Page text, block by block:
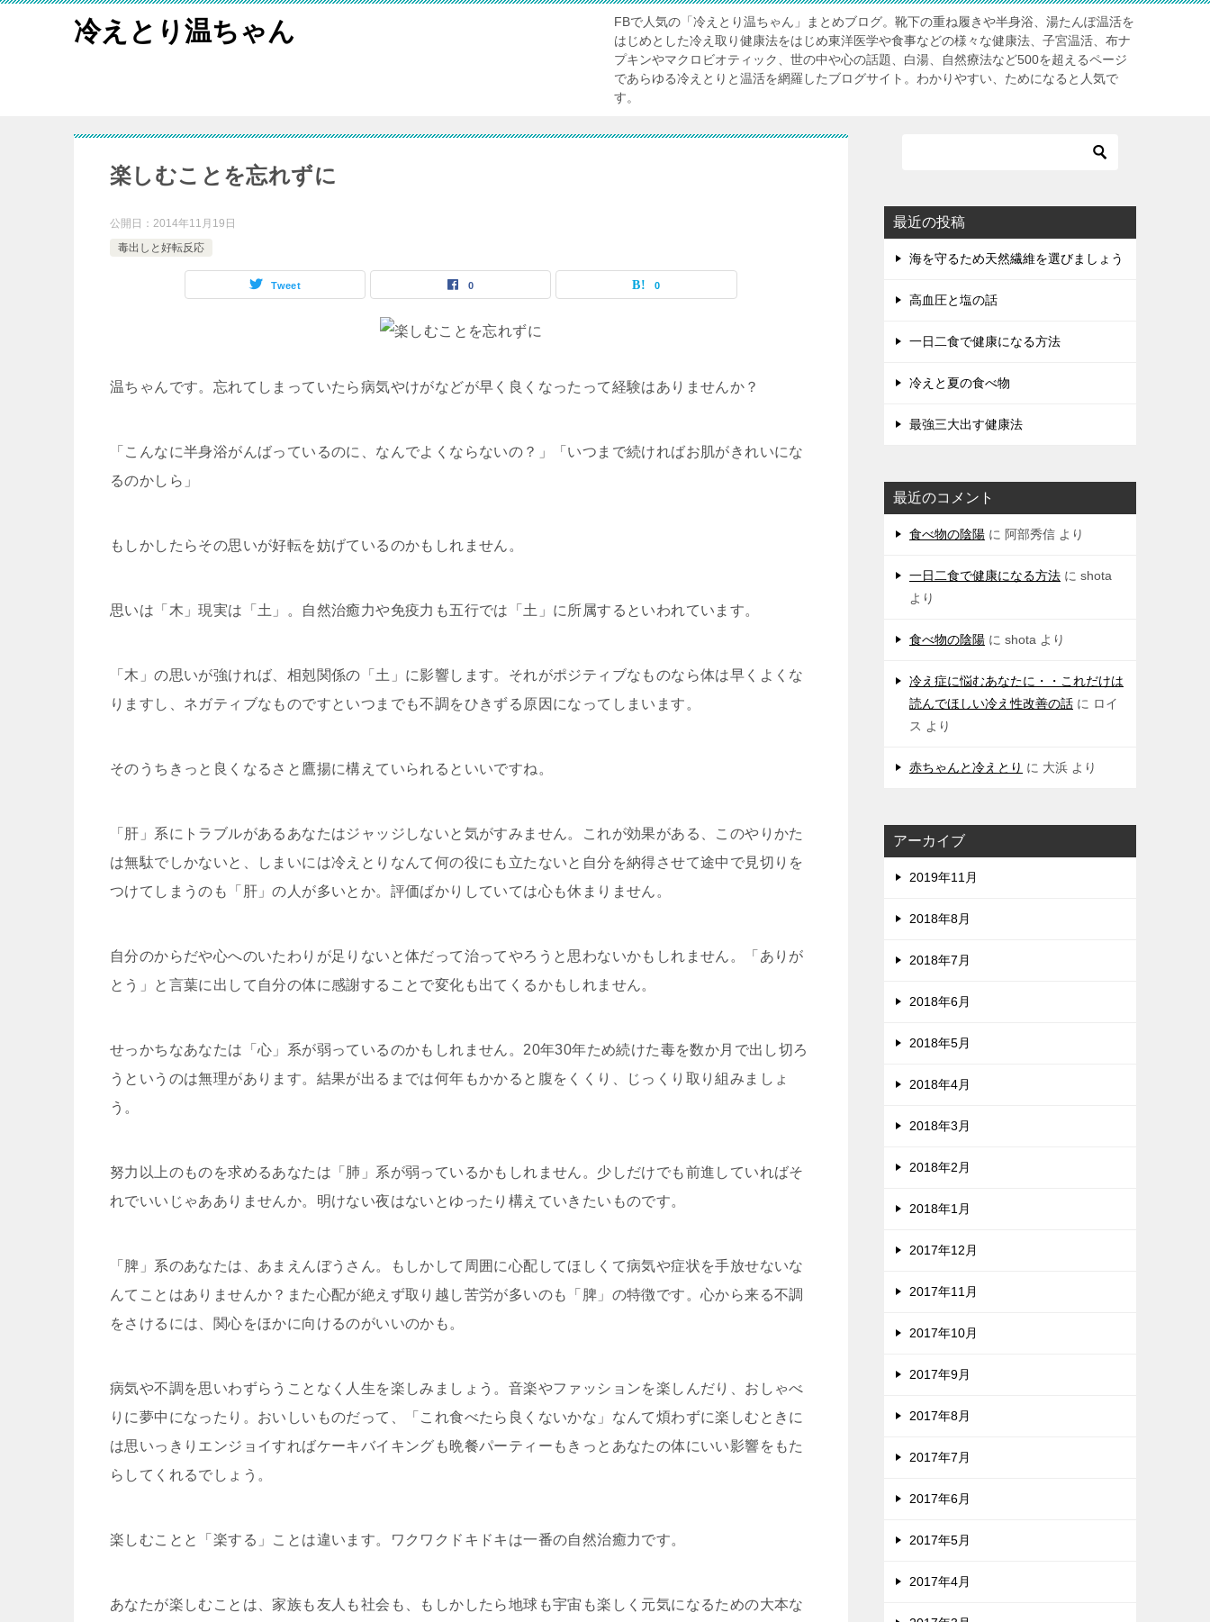
冷えとり温ちゃん
FBで人気の「冷えとり温ちゃん」まとめブログ。靴下の重ね履きや半身浴、湯たんぽ温活を
はじめとした冷え取り健康法をはじめ東洋医学や食事などの様々な健康法、子宮温活、布ナ
プキンやマクロビオティック、世の中や心の話題、白湯、自然療法など500を超えるページ
であらゆる冷えとりと温活を網羅したブログサイト。わかりやすい、ためになると人気で
す。
楽しむことを忘れずに
公開日： 2014年11月19日
毒出しと好転反応
Tweet 0 0
温ちゃんです。忘れてしまっていたら病気やけがなどが早 く良くなったって経験はありませんか？
「こんなに半身浴がんばっているのに、なんでよくならないの？」「いつまで続ければお肌がきれいにな
るのかしら 」
もしかしたらその思いが好転を妨げているのかもしれません。
思いは「木」現実は「土」。自然治癒力や免疫力も五行では「土」に所属するといわれています。
「木」の思いが強ければ、相剋関係の「土」に影響します。それがポジティブなものなら体は早くよくな
りますし、 ネガティブなものですといつまでも不調をひきずる原因になってしまいます。
そのうちきっと良くなるさと鷹揚に構えていられるといいですね。
「肝」系にトラブルがあるあなたはジャッジしないと気がすみません。これが効果がある、このやりかた
は無駄でしかないと、しまいには冷えとりなんて何の役にも立たないと自分を納得させて途中で見切りを
つけてしまうのも「肝 」の人が多いとか。評価ばかりしていては心も休まりません。
自分のからだや心へのいたわりが足りないと体だって治ってやろうと思わないかもしれません。「ありが
とう」と言葉に出して自分の体に感謝することで変化も出てくるかも しれません。
せっかちなあなたは「心」系が弱っているのかもしれません。20年30年ため続けた毒を数か月で出し切ろ
うとい うのは無理があります。結果が出るまでは何年もかかると 腹をくくり、じっくり取り組みましょ
う。
努力以上のものを求めるあなたは「肺」系が弱っているかもしれません。少しだけでも前進していればそ
れでいいじ ゃあありませんか。明けない夜はないとゆったり構えていきたいものです。
「脾」系のあなたは、あまえんぼうさん。もしかして周囲 に心配してほしくて病気や症状を手放せないな
んてことはありませんか？また心配が絶えず取り越し苦労が多いのも
「脾」の特徴です。心から来る不調
をさけるには、関心をほかに向けるのがいいのかも。
病気や不調を思いわずらうことなく人生を楽しみましょう 。音楽やファッションを楽しんだり、おしゃべ
りに夢中になったり。おいしいものだって、「これ食べたら良くないかな」なんて煩わずに楽しむときに
は思いっきりエンジョ イすればケーキバイキングも晩餐パーティーもきっとあなたの体にいい影響をもた
らしてくれるでしょう。
楽しむことと「楽する」ことは違います。ワクワクドキドキは一番の自然治癒力です。
あなたが楽しむことは、家族も友人も社会も、もしかした ら地球も宇宙も楽しく元気になるための大本な
最近の投稿
海を守るため天然繊維を選びましょう
高血圧と塩の話
一日二食で健康になる方法
冷えと夏の食べ物
最強三大出す健康法
最近のコメント
食べ物の陰陽 に 阿部秀信 より
一日二食で健康になる方法 に shota
より
食べ物の陰陽 に shota より
冷え症に悩むあなたに・・これだけは
読んでほしい冷え性改善の話 に ロイ
ス より
赤ちゃんと冷えとり に 大浜 より
アーカイブ
2019年11月
2018年8月
2018年7月
2018年6月
2018年5月
2018年4月
2018年3月
2018年2月
2018年1月
2017年12月
2017年11月
2017年10月
2017年9月
2017年8月
2017年7月
2017年6月
2017年5月
2017年4月